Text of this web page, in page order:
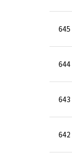
645
644
643
642